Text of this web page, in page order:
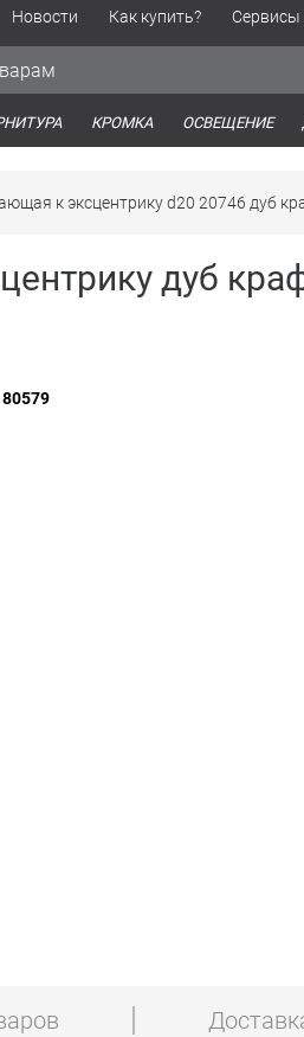
Новости Как купить? Сервисы
КРОМКА ОСВЕЩЕНИЕ
к эксцентрику d20 20746 дуб
дуб